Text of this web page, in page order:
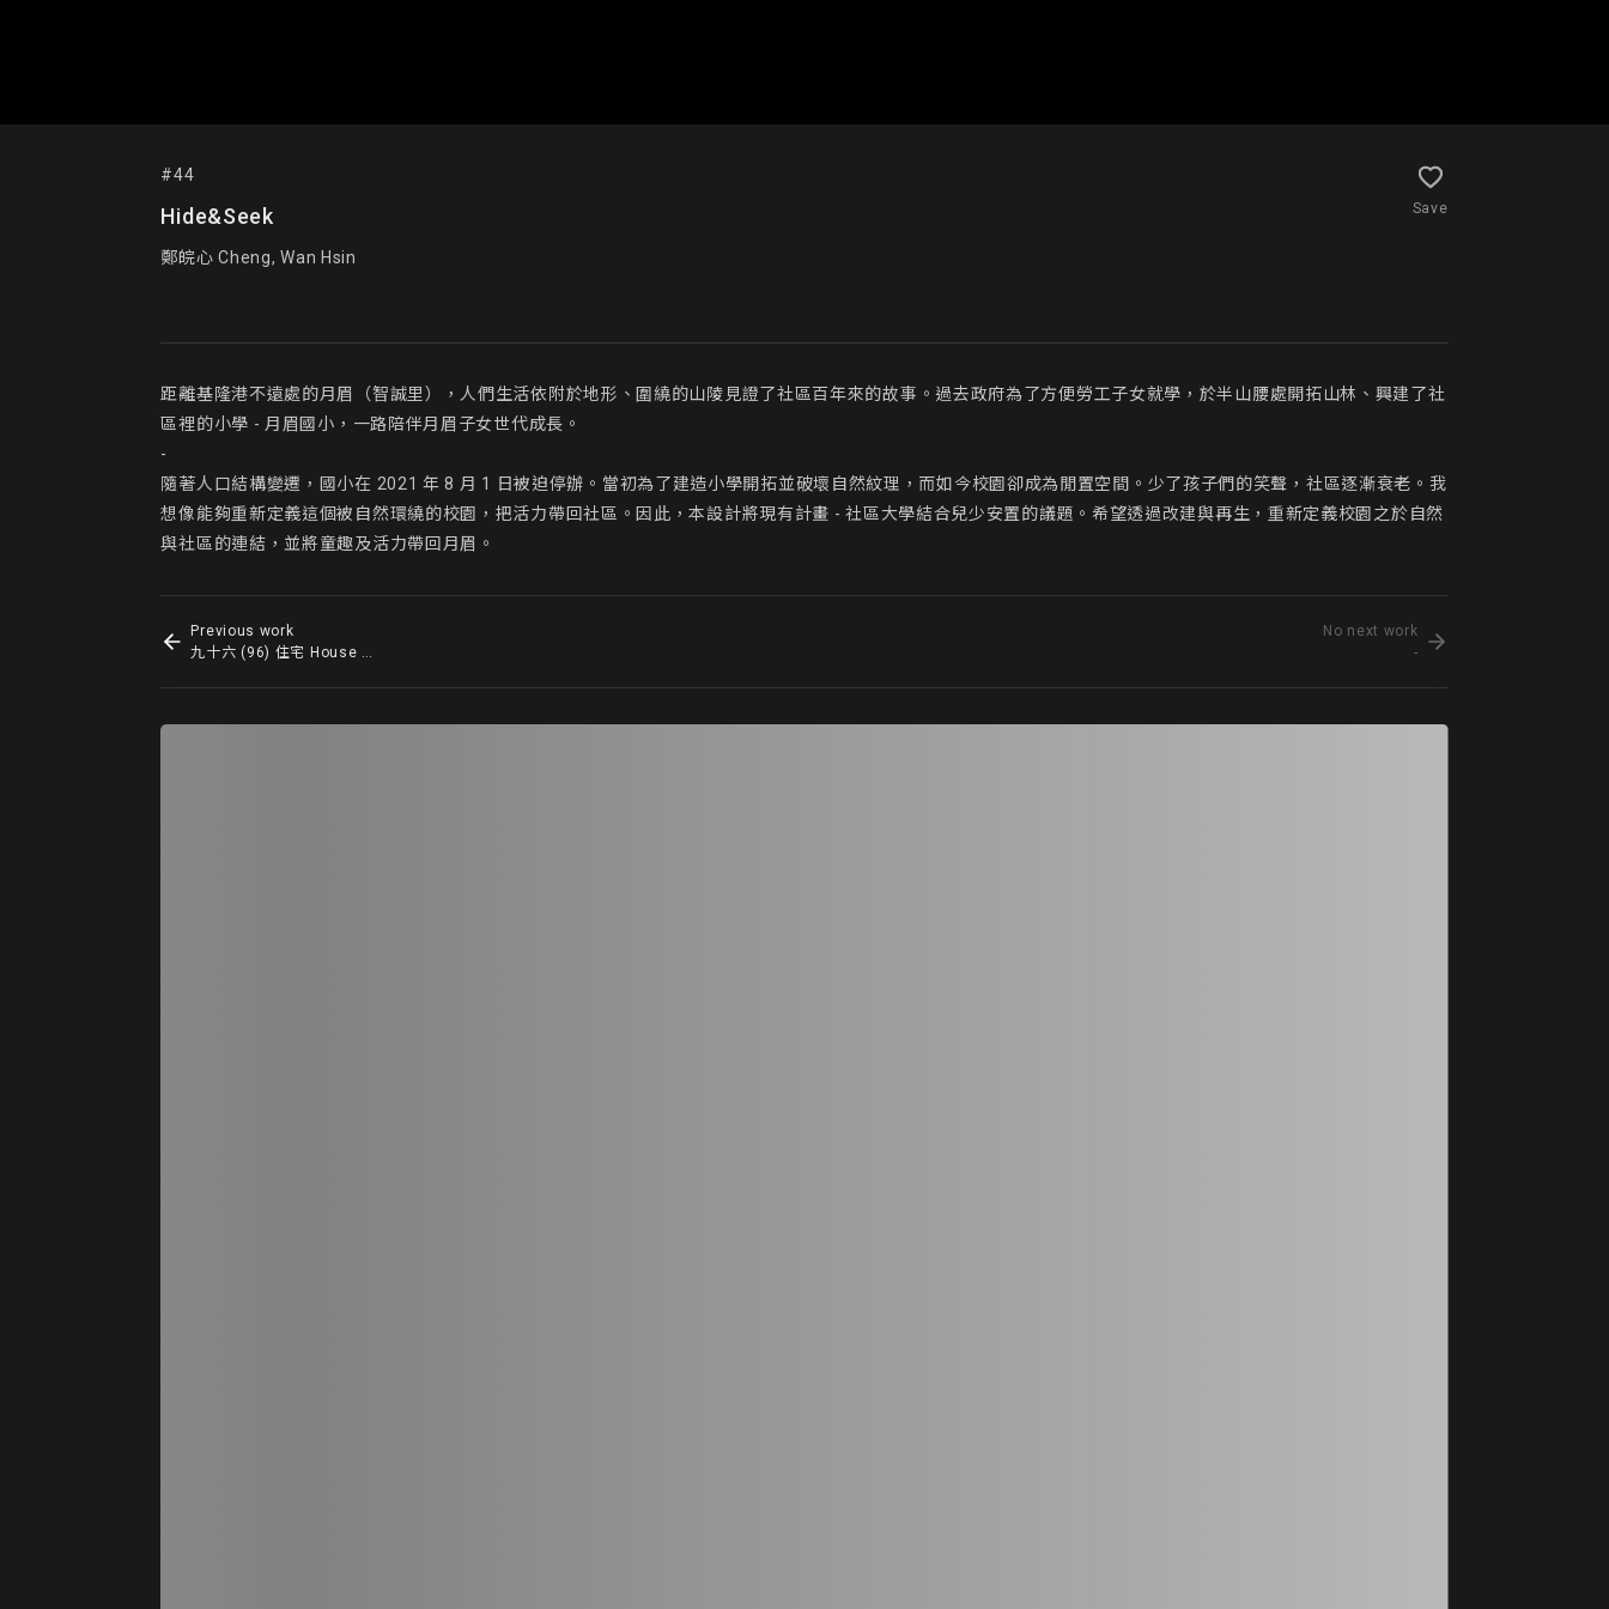
#44
Hide&Seek
鄭皖心 Cheng, Wan Hsin
Save
距離基隆港不遠處的月眉（智誠里），人們生活依附於地形、圍繞的山陵見證了社區百年來的故事。過去政府為了方便勞工子女就學，於半山腰處開拓山林、興建了社
區裡的小學 - 月眉國小，一路陪伴月眉子女世代成長。
-
隨著人口結構變遷，國小在 2021 年 8 月 1 日被迫停辦。當初為了建造小學開拓並破壞自然紋理，而如今校園卻成為閒置空間。少了孩子們的笑聲，社區逐漸衰老。我
想像能夠重新定義這個被自然環繞的校園，把活力帶回社區。因此，本設計將現有計畫 - 社區大學結合兒少安置的議題。希望透過改建與再生，重新定義校園之於自然
Previous work
九十六 (96) 住宅 House of 96
No next work
-